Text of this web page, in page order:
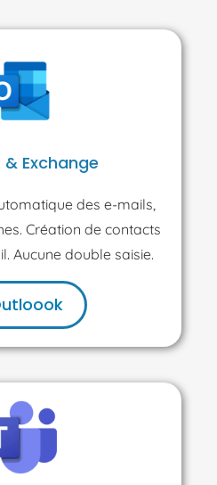
Exchange
des e-mails,
Création de contacts
Aucune double saisie.